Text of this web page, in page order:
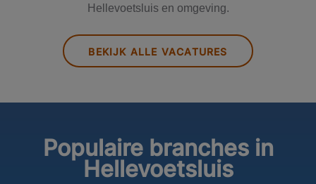
Hellevoetsluis en omgeving.
BEKIJK ALLE VACATURES
Populaire branches in
Hellevoetsluis